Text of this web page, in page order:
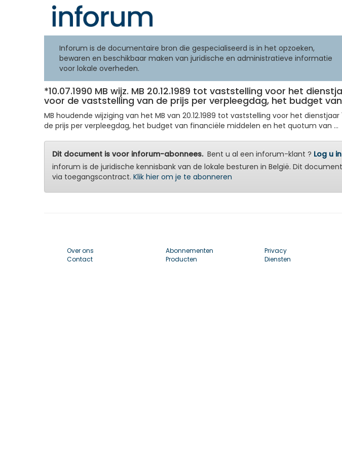
Inforum is de documentaire bron die gespecialiseerd is in het opzoeken,
bewaren en beschikbaar maken van juridische en administratieve informatie
voor lokale overheden.
*10.07.1990 MB wijz. MB 20.12.1989 tot vaststelling voor het
voor de vaststelling van de prijs per verpleegdag, het budget
MB houdende wijziging van het MB van 20.12.1989 tot vaststelling voor het
de prijs per verpleegdag, het budget van financiële middelen en het quotum van ...
Dit document is voor inforum-abonnees.Bent u al een inforum-klant ? Log u in
inforum is de juridische kennisbank van de lokale besturen in België. Dit
via toegangscontract. Klik hier om je te abonneren
Over ons
Contact
Abonnementen
Producten
Privacy
Diensten